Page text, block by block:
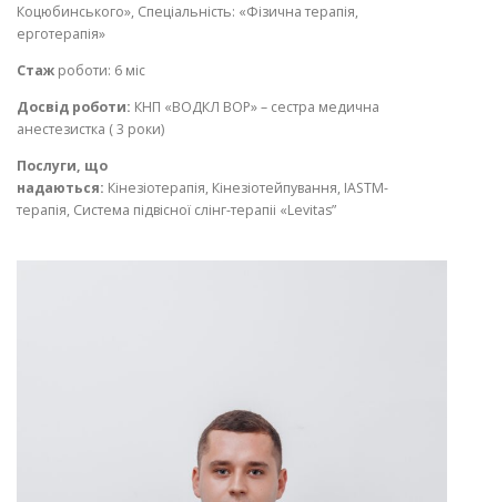
Коцюбинського», Спеціальність: «Фізична терапія,
ерготерапія»
Стаж роботи: 6 міс
Досвід роботи: КНП «ВОДКЛ ВОР» – сестра медична
анестезистка ( 3 роки)
Послуги, що
надаються: Кінезіотерапія, Кінезіотейпування, IASTM-
терапія, Система підвісної слінг-терапіі «Levitas”